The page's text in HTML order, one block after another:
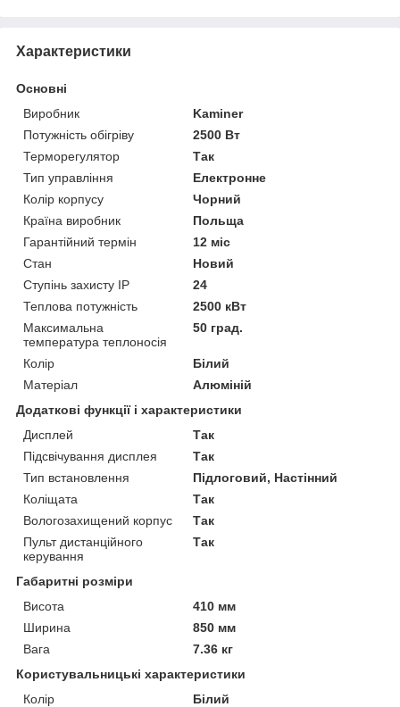
Характеристики
Основні
Виробник
Kaminer
Потужність обігріву
2500 Вт
Терморегулятор
Так
Тип управління
Електронне
Колір корпусу
Чорний
Країна виробник
Польща
Гарантійний термін
12 міс
Стан
Новий
Ступінь захисту IP
24
Теплова потужність
2500 кВт
Максимальна
температура теплоносія
50 град.
Колір
Білий
Матеріал
Алюміній
Додаткові функції і характеристики
Дисплей
Так
Підсвічування дисплея
Так
Тип встановлення
Підлоговий, Настінний
Коліщата
Так
Вологозахищений корпус
Так
Пульт дистанційного
керування
Так
Габаритні розміри
Висота
410 мм
Ширина
850 мм
Вага
7.36 кг
Користувальницькі характеристики
Колір
Білий